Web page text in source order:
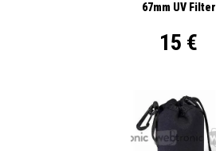
67mm UV Filter
15 €